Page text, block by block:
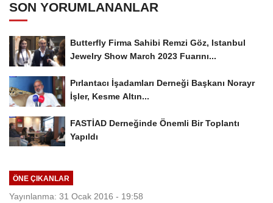
SON YORUMLANANLAR
Butterfly Firma Sahibi Remzi Göz, Istanbul
Jewelry Show March 2023 Fuarını...
Pırlantacı İşadamları Derneği Başkanı Norayr
İşler, Kesme Altın...
FASTİAD Derneğinde Önemli Bir Toplantı
Yapıldı
ÖNE ÇIKANLAR
Yayınlanma: 31 Ocak 2016 - 19:58